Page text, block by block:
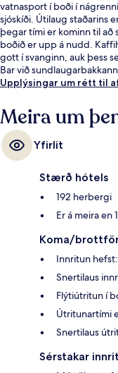
vatnasport í boði í
sjóskíði. Útilaug staðarins
þegar tími er kominn til að
boðið er upp á nudd.
gott í svanginn, auk þess
Bar við
annarra hápunkta
Upplýsingar um rétt til
Meira um
Yfirlit
Stærð hótels
192 herbergi
Er á meira en
Koma/
Innritun
Snertilaus
Flýtiútritun í
Útritunartími
Snertilaus
Sérstakar